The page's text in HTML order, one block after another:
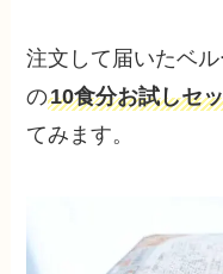
注文して届いたベ
の10食分お試しセ
てみます。